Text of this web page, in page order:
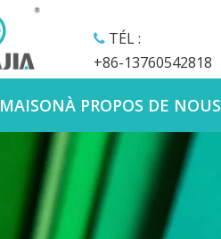
TÉL :
+86-13760542818
MAISONÀ PROPOS DE NOUS